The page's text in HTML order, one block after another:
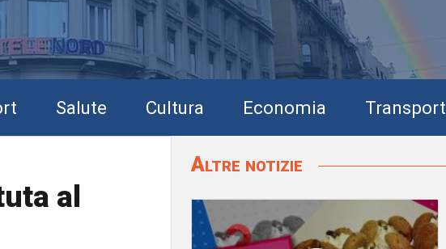
Salute Cultura Economia Transport
al
Altre notizie